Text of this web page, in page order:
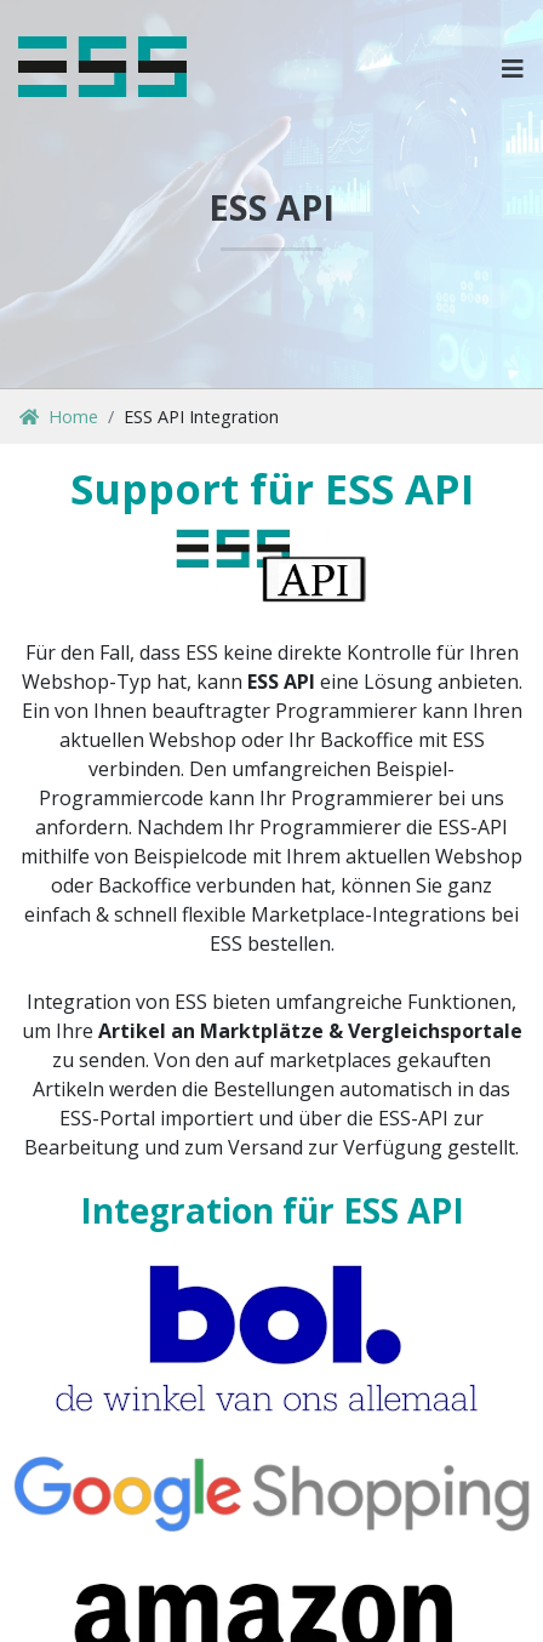
ESS API
Home ESS API Integration
Support für ESS API
Für den Fall, dass ESS keine direkte Kontrolle für Ihren
Webshop-Typ hat, kann ESS API eine Lösung anbieten.
Ein von Ihnen beauftragter Programmierer kann Ihren
aktuellen Webshop oder Ihr Backoffice mit ESS
verbinden. Den umfangreichen Beispiel-
Programmiercode kann Ihr Programmierer bei uns
anfordern. Nachdem Ihr Programmierer die ESS-API
mithilfe von Beispielcode mit Ihrem aktuellen Webshop
oder Backoffice verbunden hat, können Sie ganz
einfach & schnell flexible Marketplace-Integrations bei
ESS bestellen.
Integration von ESS bieten umfangreiche Funktionen,
um Ihre Artikel an Marktplätze & Vergleichsportale
zu senden. Von den auf marketplaces gekauften
Artikeln werden die Bestellungen automatisch in das
ESS-Portal importiert und über die ESS-API zur
Bearbeitung und zum Versand zur Verfügung gestellt.
Integration für ESS API
OPLOSSINGEN
MARKETPLACES & DATAFEEDS
WEBSHOPTYPES
CONTACT